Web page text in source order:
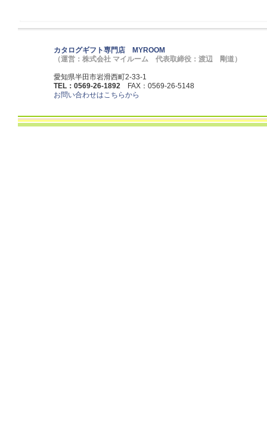
カタログギフト専門店 MYROOM
（運営：株式会社 マイルーム 代表取締役：渡辺 剛道）
愛知県半田市岩滑西町2-33-1
TEL：0569-26-1892 FAX：0569-26-5148
お問い合わせはこちらから